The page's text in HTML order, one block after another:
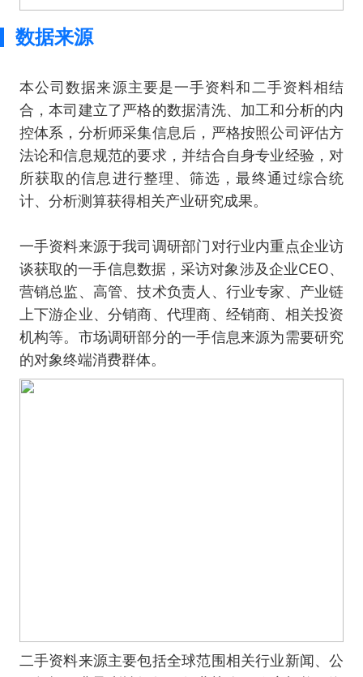
数据来源
本公司数据来源主要是一手资料和二手资料相结
合，本司建立了严格的数据清洗、加工和分析的内
控体系，分析师采集信息后，严格按照公司评估方
法论和信息规范的要求，并结合自身专业经验，对
所获取的信息进行整理、筛选，最终通过综合统
计、分析测算获得相关产业研究成果。
一手资料来源于我司调研部门对行业内重点企业访
谈获取的一手信息数据，采访对象涉及企业CEO、
营销总监、高管、技术负责人、行业专家、产业链
上下游企业、分销商、代理商、经销商、相关投资
机构等。市场调研部分的一手信息来源为需要研究
的对象终端消费群体。
二手资料来源主要包括全球范围相关行业新闻、公